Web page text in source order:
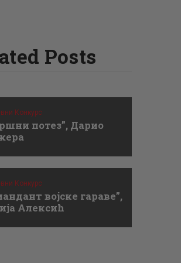
Posts
Конкурс
потез”, Дарио
Конкурс
војске гараве”,
Алексић